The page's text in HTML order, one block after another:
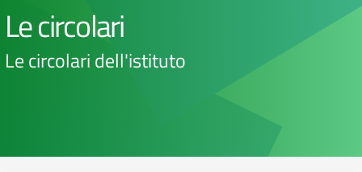
Le circolari
Le circolari dell'istituto